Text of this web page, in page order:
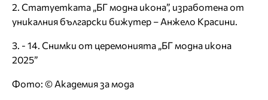
2. Статуетката „БГ модна икона”, изработена от
уникалния български бижутер – Анжело Красини.
3. - 14. Снимки от церемонията „БГ модна икона
2025”
Фото: © Академия за мода